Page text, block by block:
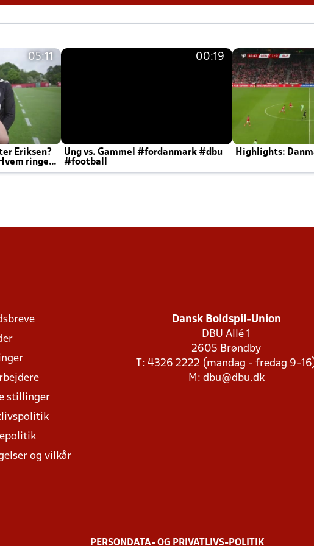
05:11
Eriksen?
ringer
00:19
Ung vs. Gammel #fordanmark #dbu
#football
Highlights:
stillinger
og vilkår
Dansk Boldspil-Union
DBU Allé 1
2605 Brøndby
T: 4326 2222 (mandag - fredag 9-
M: dbu@dbu.dk
PERSONDATA- OG PRIVATLIVS-POLITIK